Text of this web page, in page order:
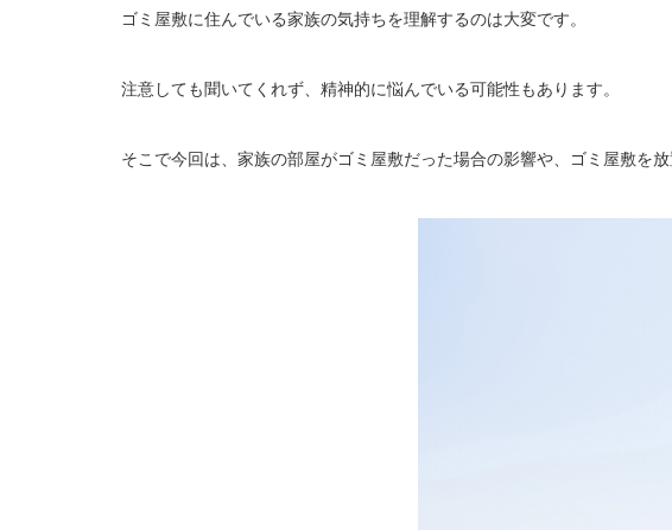
ゴミ屋敷に住んでいる家族の気持ちを理解するのは大変です。
注意しても聞いてくれず、精神的に悩んでいる可能性もあります。
そこで今回は、家族の部屋がゴミ屋敷だった場合の影響や、ゴミ屋敷を